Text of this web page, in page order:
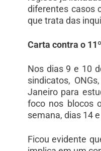
diferentes casos
que trata das
Carta contra o
Nos dias 9 e 10
sindicatos,
Janeiro para
foco nos blocos
semana, dias 14
Ficou evidente